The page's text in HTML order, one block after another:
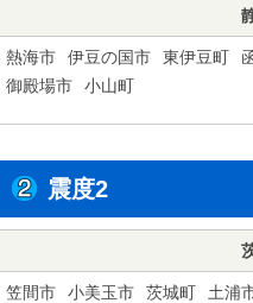
熱海市 伊豆の国市 東伊豆町
御殿場市
小山町
震度2
笠間市 小美玉市 茨城町 土浦